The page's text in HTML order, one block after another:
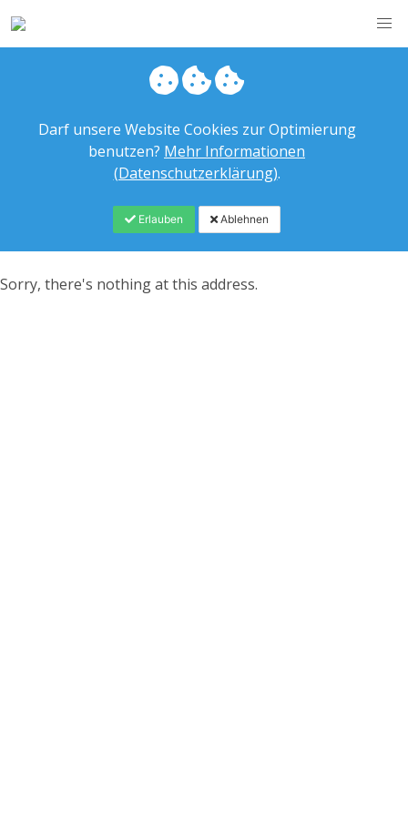
Darf unsere Website Cookies zur Optimierung
benutzen? Mehr Informationen
(Datenschutzerklärung).
Erlauben Ablehnen
Sorry, there's nothing at this address.